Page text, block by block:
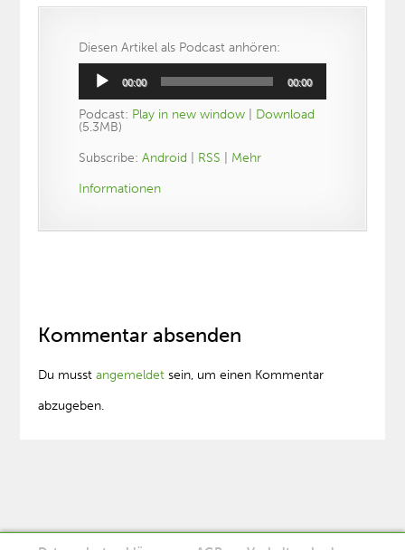
Diesen Artikel als Podcast anhören:
Audio-
Player
00:00 00:00
Podcast: Play in new window
Download
(5.3MB)
Subscribe:Android RSS
Mehr
Informationen
Kommentar absenden
Du musstangemeldet sein, um einen Kommentar
abzugeben.